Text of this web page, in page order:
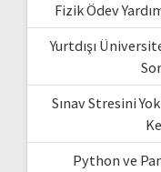
Fizik Ödev
Yurtdışı
Sınav Stresini
Python ve